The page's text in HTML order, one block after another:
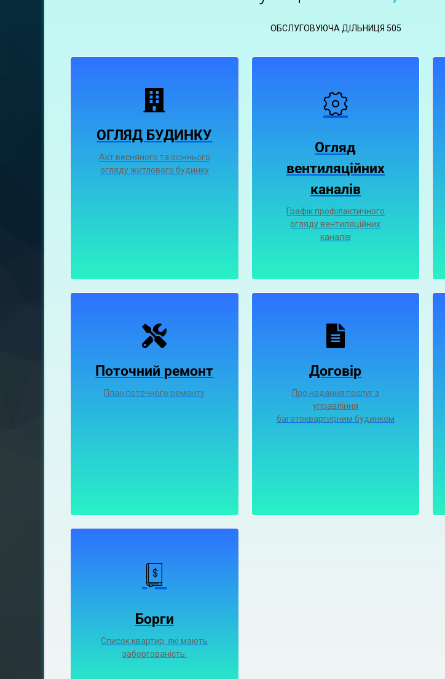
ОБСЛУГОВУЮЧА ДІЛЬНИЦЯ 505
ОГЛЯД БУДИНКУ
Акт весняного та осіннього
огляду житлового будинку
Огляд
вентиляційних
каналiв
Графiк профiлактичного
огляду вентиляцiйних
каналiв
Поточний ремонт
План поточного ремонту
Договір
Про надання послуг з
управління
багатоквартирним будинком
Борги
Список квартир, які мають
заборгованість.